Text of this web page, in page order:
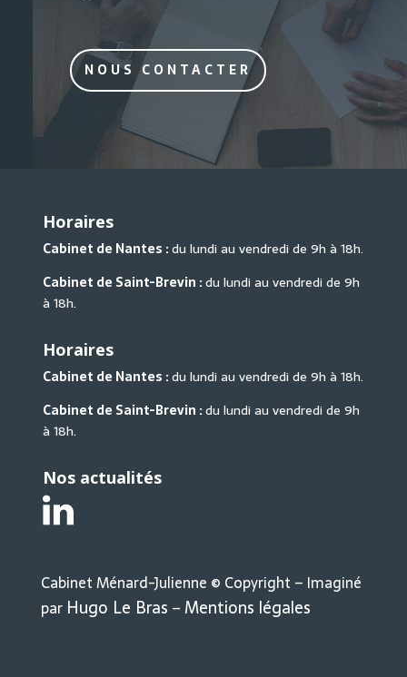
NOUS CONTACTER
Horaires
Cabinet de Nantes :du lundi au vendredi de 9h à 18h.
Cabinet de Saint-Brevin :du lundi au vendredi de 9h
à 18h.
Horaires
Cabinet de Nantes :du lundi au vendredi de 9h à 18h.
Cabinet de Saint-Brevin :du lundi au vendredi de 9h
à 18h.
Nos actualités
Cabinet Ménard-Julienne © Copyright – Imaginé
par Hugo Le Bras – Mentions légales